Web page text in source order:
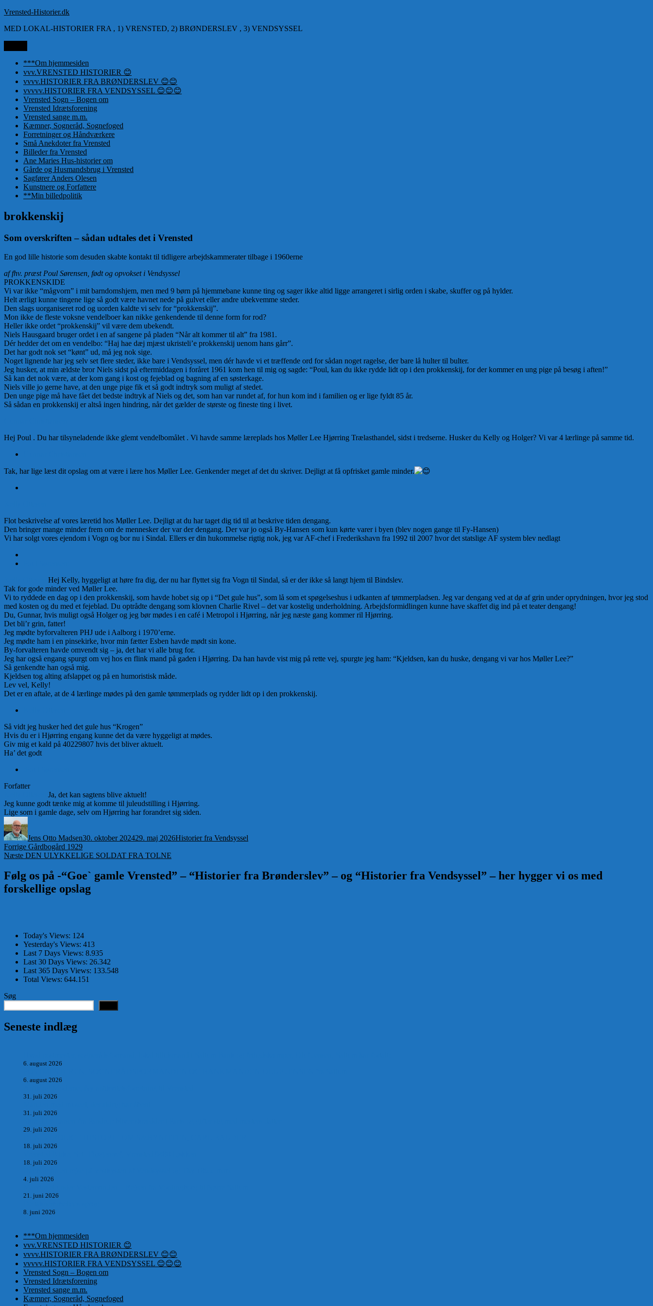
Videre
indhold
Vrensted-Historier.dk
MED LOKAL-HISTORIER FRA , 1) VRENSTED, 2) BRØNDERSLEV , 3) VENDSYSSEL
***Om hjemmesiden
vvv.VRENSTED HISTORIER 😊
vvvv.HISTORIER FRA BRØNDERSLEV 😊😊
vvvvv.HISTORIER FRA VENDSYSSEL 😊😊😊
Vrensted Sogn – Bogen om
Vrensted Idrætsforening
Vrensted sange m.m.
Kæmner, Sogneråd, Sognefoged
Forretninger og Håndværkere
Små Anekdoter fra Vrensted
Billeder fra Vrensted
Ane Maries Hus-historier om
Gårde og Husmandsbrug i Vrensted
Sagfører Anders Olesen
Kunstnere og Forfattere
**Min billedpolitik
brokkenskij
Som overskriften – sådan udtales det i Vrensted
En god lille historie som desuden skabte kontakt til tidligere arbejdskammerater tilbage i 1960erne
af fhv. præst Poul Sørensen, født og opvokset i Vendsyssel
PROKKENSKIDE
Vi var ikke “mågvorn” i mit barndomshjem, men med 9 børn på hjemmebane kunne ting og sager ikke altid ligge arrangeret i sirlig orden i skabe, skuffer og på hylder.
Helt ærligt kunne tingene lige så godt være havnet nede på gulvet eller andre ubekvemme steder.
Den slags uorganiseret rod og uorden kaldte vi selv for “prokkenskij”.
Mon ikke de fleste voksne vendelboer kan nikke genkendende til denne form for rod?
Heller ikke ordet “prokkenskij” vil være dem ubekendt.
Niels Hausgaard bruger ordet i en af sangene på pladen “Når alt kommer til alt” fra 1981.
Dér hedder det om en vendelbo: “Haj hae dæj mjæst ukristeli’e prokkenskij uenom hans gårr”.
Det har godt nok set “kønt” ud, må jeg nok sige.
Noget lignende har jeg selv set flere steder, ikke bare i Vendsyssel, men dér havde vi et træffende ord for sådan noget ragelse, der bare lå hulter til bulter.
Jeg husker, at min ældste bror Niels sidst på eftermiddagen i foråret 1961 kom hen til mig og sagde: “Poul, kan du ikke rydde lidt op i den prokkenskij, for der kommer en ung pige på besøg i aften!”
Så kan det nok være, at der kom gang i kost og fejeblad og bagning af en søsterkage.
Niels ville jo gerne have, at den unge pige fik et så godt indtryk som muligt af stedet.
Den unge pige må have fået det bedste indtryk af Niels og det, som han var rundet af, for hun kom ind i familien og er lige fyldt 85 år.
Så sådan en prokkenskij er altså ingen hindring, når det gælder de største og fineste ting i livet.
Hej Poul . Du har tilsyneladende ikke glemt vendelbomålet . Vi havde samme læreplads hos Møller Lee Hjørring Trælasthandel, sidst i tredserne. Husker du Kelly og Holger? Vi var 4 lærlinge på samme tid.
Tak, har lige læst dit opslag om at være i lære hos Møller Lee. Genkender meget af det du skriver. Dejligt at få opfrisket gamle minder.
Flot beskrivelse af vores læretid hos Møller Lee. Dejligt at du har taget dig tid til at beskrive tiden dengang.
Den bringer mange minder frem om de mennesker der var der dengang. Der var jo også By-Hansen som kun kørte varer i byen (blev nogen gange til Fy-Hansen)
Vi har solgt vores ejendom i Vogn og bor nu i Sindal. Ellers er din hukommelse rigtig nok, jeg var AF-chef i Frederikshavn fra 1992 til 2007 hvor det statslige AF system blev nedlagt
Hej Kelly, hyggeligt at høre fra dig, der nu har flyttet sig fra Vogn til Sindal, så er der ikke så langt hjem til Bindslev.
Tak for gode minder ved Møller Lee.
Vi to ryddede en dag op i den prokkenskij, som havde hobet sig op i “Det gule hus”, som lå som et spøgelseshus i udkanten af tømmerpladsen. Jeg var dengang ved at dø af grin under oprydningen, hvor jeg stod
med kosten og du med et fejeblad. Du optrådte dengang som klovnen Charlie Rivel – det var kostelig underholdning. Arbejdsformidlingen kunne have skaffet dig ind på et teater dengang!
Du, Gunnar, hvis muligt også Holger og jeg bør mødes i en café i Metropol i Hjørring, når jeg næste gang kommer ril Hjørring.
Det bli’r grin, fatter!
Jeg mødte byforvalteren PHJ ude i Aalborg i 1970’erne.
Jeg mødte ham i en pinsekirke, hvor min fætter Esben havde mødt sin kone.
By-forvalteren havde omvendt sig – ja, det har vi alle brug for.
Jeg har også engang spurgt om vej hos en flink mand på gaden i Hjørring. Da han havde vist mig på rette vej, spurgte jeg ham: “Kjeldsen, kan du huske, dengang vi var hos Møller Lee?”
Så genkendte han også mig.
Kjeldsen tog alting afslappet og på en humoristisk måde.
Lev vel, Kelly!
Det er en aftale, at de 4 lærlinge mødes på den gamle tømmerplads og rydder lidt op i den prokkenskij.
Så vidt jeg husker hed det gule hus “Krogen”
Hvis du er i Hjørring engang kunne det da være hyggeligt at mødes.
Giv mig et kald på 40229807 hvis det bliver aktuelt.
Ha’ det godt
Forfatter
Ja, det kan sagtens blive aktuelt!
Jeg kunne godt tænke mig at komme til juleudstilling i Hjørring.
Lige som i gamle dage, selv om Hjørring har forandret sig siden.
Jens Otto Madsen30. oktober 202429. maj 2026Historier fra Vendsyssel
Indlægsnavigation
Forrige Forrige
indlæg:
Gårdbogård 1929
Næste Næste
DEN ULYKKELIGE SOLDAT FRA TOLNE
Følg os på -“Goe` gamle Vrensted” – “Historier fra Brønderslev” – og “Historier fra Vendsyssel” – her hygger vi os med
forskellige opslag
Today's Views: 124
Yesterday's Views: 413
Last 7 Days Views: 8.935
Last 30 Days Views: 26.342
Last 365 Days Views: 133.548
Total Views: 644.151
Søg
Seneste indlæg
6. august 2026
6. august 2026
31. juli 2026
31. juli 2026
29. juli 2026
18. juli 2026
18. juli 2026
4. juli 2026
21. juni 2026
8. juni 2026
***Om hjemmesiden
vvv.VRENSTED HISTORIER 😊
vvvv.HISTORIER FRA BRØNDERSLEV 😊😊
vvvvv.HISTORIER FRA VENDSYSSEL 😊😊😊
Vrensted Sogn – Bogen om
Vrensted Idrætsforening
Vrensted sange m.m.
Kæmner, Sogneråd, Sognefoged